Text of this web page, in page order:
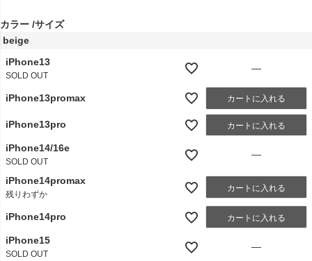
カラー サイズ
beige
iPhone13
SOLD OUT
—
iPhone13promax カートに入れる
iPhone13pro カートに入れる
iPhone14/16e
SOLD OUT
—
iPhone14promax
残りわずか
カートに入れる
iPhone14pro カートに入れる
iPhone15
SOLD OUT
—